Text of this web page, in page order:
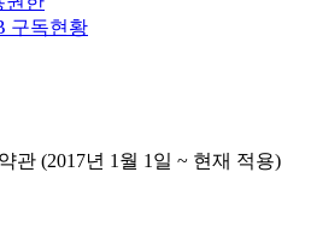
구독현황
관 (2017년 1월 1일 ~ 현재 적용)